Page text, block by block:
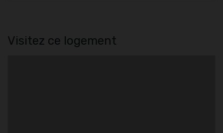
Visitez ce logement